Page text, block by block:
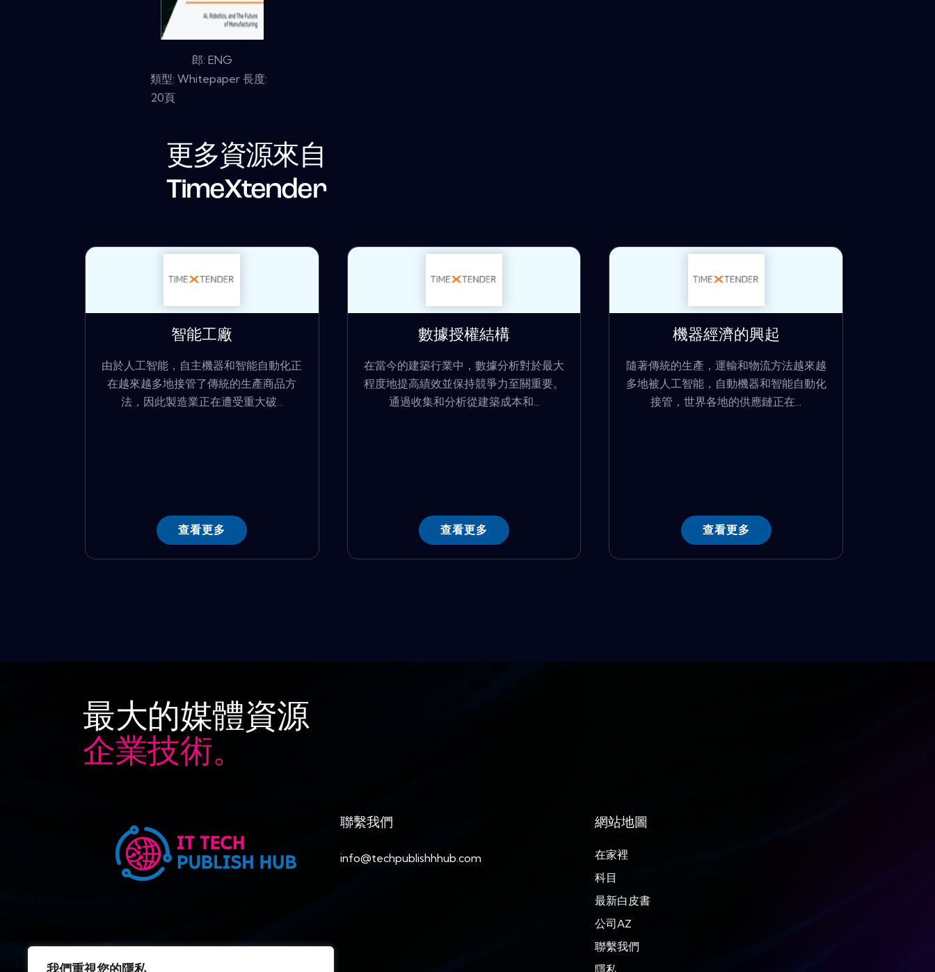
郎: ENG
類型: Whitepaper 長度:
20頁
更多資源來自
TimeXtender
智能工廠
由於人工智能，自主機器和智能自動化正
在越來越多地接管了傳統的生產商品方
法，因此製造業正在遭受重大破...
查看更多
數據授權結構
在當今的建築行業中，數據分析對於最大
程度地提高績效並保持競爭力至關重要。
通過收集和分析從建築成本和...
查看更多
機器經濟的興起
隨著傳統的生產，運輸和物流方法越來越
多地被人工智能，自動機器和智能自動化
接管，世界各地的供應鏈正在...
查看更多
最大的媒體資源
企業技術。
聯繫我們
info@techpublishhhub.com
網站地圖
在家裡
科目
最新白皮書
公司AZ
聯繫我們